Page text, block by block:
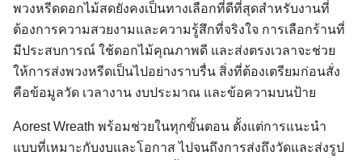
พวงหรีดดอกไม้สดยังคงเป็นทางเลือกที่ดีที่สุดสำหรับงานที่
ต้องการความสวยงามและความรู้สึกที่จริงใจ การเลือกร้านที่
มีประสบการณ์ ใช้ดอกไม้คุณภาพดี และส่งตรงเวลาจะช่วย
ให้การส่งพวงหรีดเป็นไปอย่างราบรื่น สิ่งที่ต้องเตรียมก่อนสั่ง
คือข้อมูลวัด เวลางาน งบประมาณ และข้อความบนป้าย
Aorest Wreath พร้อมช่วยในทุกขั้นตอน ตั้งแต่การแนะนำ
แบบที่เหมาะกับงบและโอกาส ไปจนถึงการส่งถึงวัดและส่งรูป